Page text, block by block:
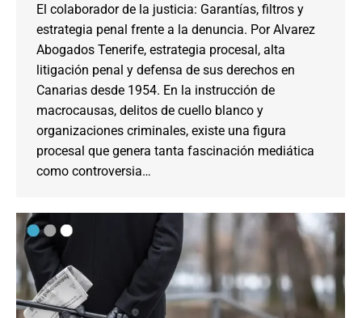
El colaborador de la justicia: Garantías, filtros y
estrategia penal frente a la denuncia. Por Alvarez
Abogados Tenerife, estrategia procesal, alta
litigación penal y defensa de sus derechos en
Canarias desde 1954. En la instrucción de
macrocausas, delitos de cuello blanco y
organizaciones criminales, existe una figura
procesal que genera tanta fascinación mediática
como controversia…